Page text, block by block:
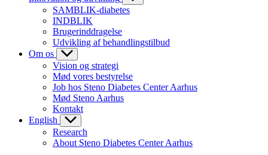
SAMBLIK-diabetes
INDBLIK
Brugerinddragelse
Udvikling af behandlingstilbud
Om os
Vision og strategi
Mød vores bestyrelse
Job hos Steno Diabetes Center Aarhus
Mød Steno Aarhus
Kontakt
English
Research
About Steno Diabetes Center Aarhus